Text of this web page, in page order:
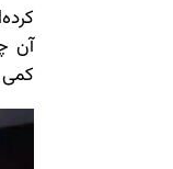
آن
کمی